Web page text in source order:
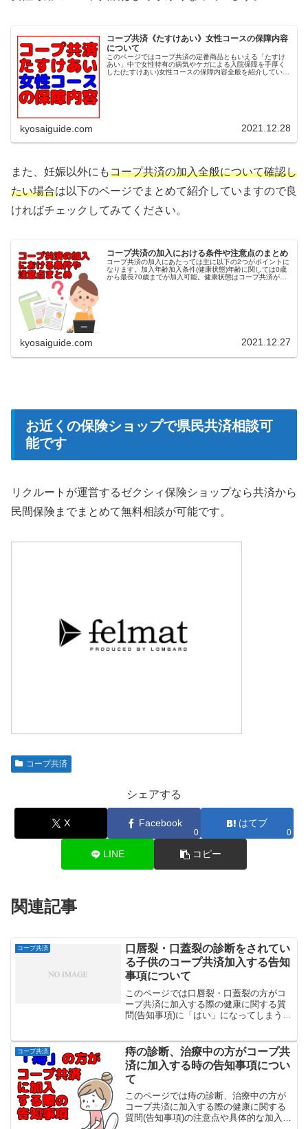
コープ共済《たすけあい》女性コースの保障内容
について
このページではコープ共済の定番商品ともいえる「たすけ
あい」中で女性特有の病気やケガによる入院保障を手厚く
した(たすけあい)女性コースの保障内容全般を紹介していま
kyosaiguide.com 2021.12.28
また、妊娠以外にもコープ共済の加入全般について確認し
たい場合は以下のページでまとめて紹介していますので良
ければチェックしてみてください。
コープ共済の加入における条件や注意点のまとめ
コープ共済の加入にあたっては主に以下の2つがポイントに
なります。加入年齢加入条件(健康状態)年齢に関しては0歳
から最長70歳までが加入可能。健康状態はコープ共済が用
kyosaiguide.com 2021.12.27
お近くの保険ショップで県民共済相談可
能です
リクルートが運営するゼクシィ保険ショップなら共済から
民間保険までまとめて無料相談が可能です。
コープ共済
シェアする
X Facebook
0
はてブ
0
LINE コピー
関連記事
コープ共済
口唇裂・口蓋裂の診断をされてい
る子供のコープ共済加入する告知
事項について
このページでは口唇裂・口蓋裂の方がコ
ープ共済に加入する際の健康に関する質
問(告知事項)に「はい」になってしまう方
る質問(告知事項)が7つありますが回答は
「はい」もしくは「...
コープ共済
痔の診断、治療中の方がコープ共
済に加入する時の告知事項につい
て
このページでは痔の診断、治療中の方が
コープ共済に加入する際の健康に関する
質問(告知事項)の注意点や具体的な加入条